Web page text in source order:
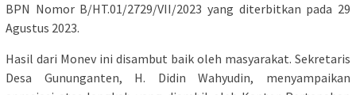
BPN Nomor B/HT.01/2729/VII/2023 yang diterbitkan pada 29
Agustus 2023.
Hasil dari Monev ini disambut baik oleh masyarakat. Sekretaris
Desa Gununganten, H. Didin Wahyudin, menyampaikan